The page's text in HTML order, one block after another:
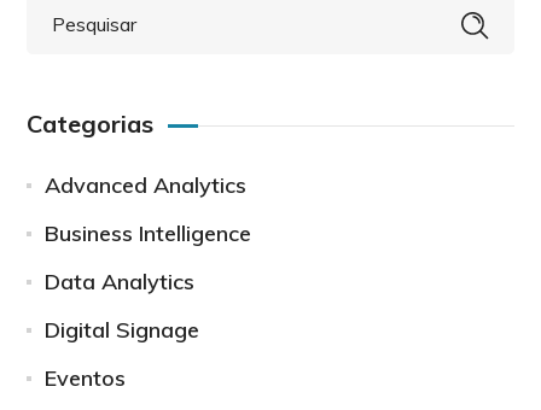
Categorias
Advanced Analytics
Business Intelligence
Data Analytics
Digital Signage
Eventos